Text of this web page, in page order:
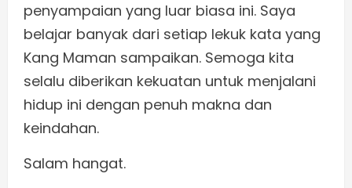
penyampaian yang luar biasa ini. Saya
belajar banyak dari setiap lekuk kata yang
Kang Maman sampaikan. Semoga kita
selalu diberikan kekuatan untuk menjalani
hidup ini dengan penuh makna dan
keindahan.
Salam hangat.